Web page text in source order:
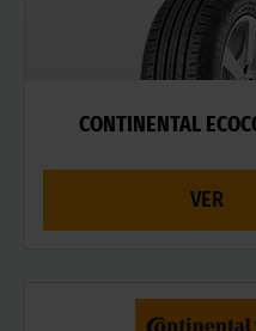
CONTINENTAL
VER